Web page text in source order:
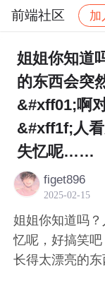
前端社区 加
社区 前端社
姐姐你知道
的东西会突
&#xff01;啊
&#xff1f;人
失忆呢……
figet896
2025-02-15
姐姐你知道吗
忆呢，好搞笑
长得太漂亮的